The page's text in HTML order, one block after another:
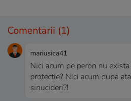
Comentarii (1)
mariusica41
Nici acum pe peron nu
protectie? Nici acum dupa
sinucideri?!